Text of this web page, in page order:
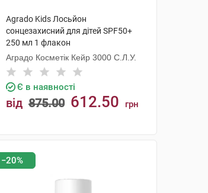
Agrado Kids Лосьйон
сонцезахисний для дітей SPF50+
250 мл 1 флакон
Аградо Косметік Кейр 3000 С.Л.У.
Є в наявності
від 875.00 612.50 грн
−20%